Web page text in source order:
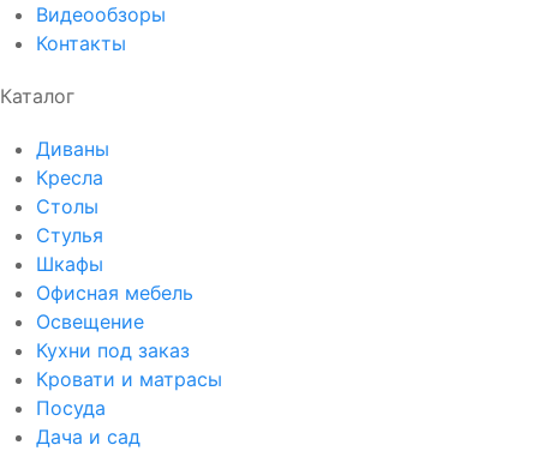
Видеообзоры
Контакты
Каталог
Диваны
Кресла
Столы
Стулья
Шкафы
Офисная мебель
Освещение
Кухни под заказ
Кровати и матрасы
Посуда
Дача и сад